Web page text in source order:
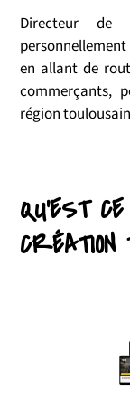
Directeur de
en allant de
commerçants,
région
QU'EST